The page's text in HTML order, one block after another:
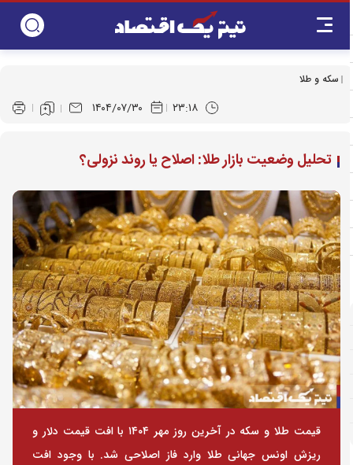
سکه و طلا
۱۴۰۴/۰۷/۳۰ ۲۳:۱۸
تحلیل وضعیت بازار طلا: اصلاح یا روند نزولی؟
قیمت طلا و سکه در آخرین روز مهر ۱۴۰۴ با افت قیمت دلار و
ریزش اونس جهانی طلا وارد فاز اصلاحی شد. با وجود افت